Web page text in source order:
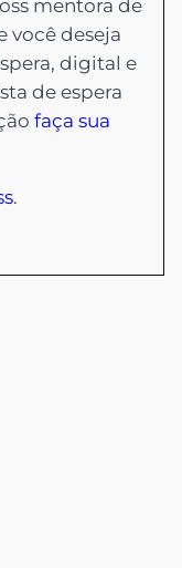
mentora de
você deseja
digital e
de espera
faça sua
.